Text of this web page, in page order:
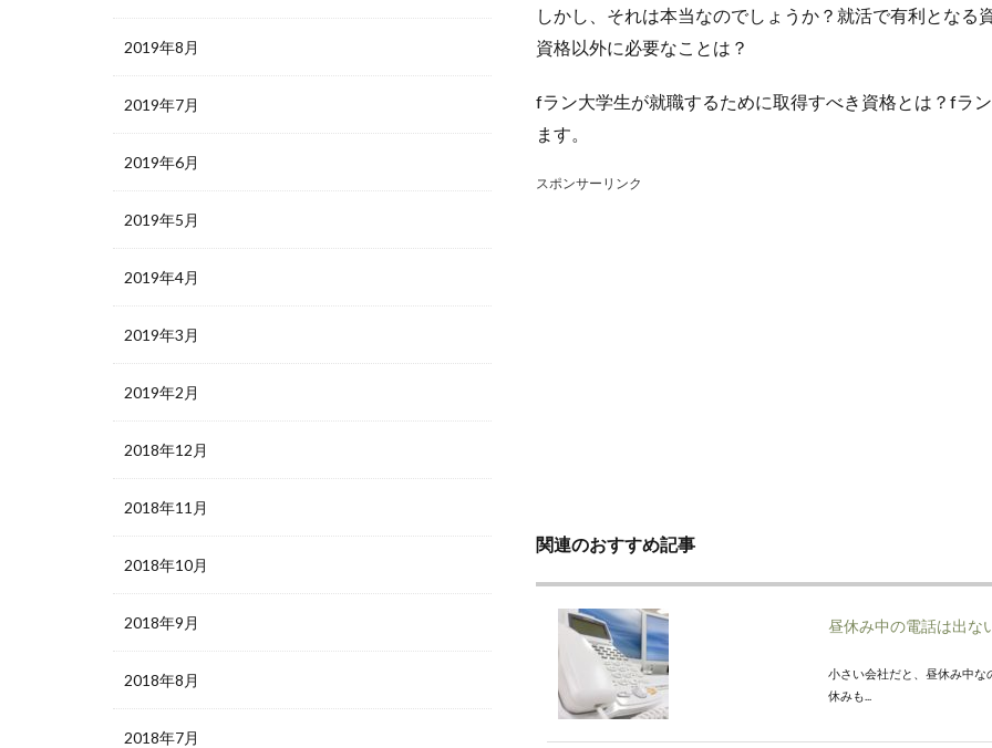
しかし、それは本当なのでしょうか？就活で有利となる
資格以外に必要なことは？
fラン大学生が就職するために取得すべき資格とは？fラ
ます。
スポンサーリンク
関連のおすすめ記事
昼休み中の電話は出な
小さい会社だと、昼休み中
休みも...
2019年8月
2019年7月
2019年6月
2019年5月
2019年4月
2019年3月
2019年2月
2018年12月
2018年11月
2018年10月
2018年9月
2018年8月
2018年7月